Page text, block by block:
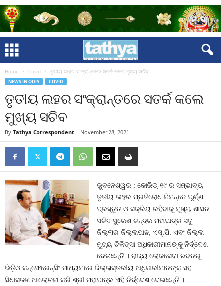
Home Covid ତୃତୀୟ ଲହର ସଂକ୍ରାନ୍ତରେ ସତର୍କ କଲେ ମୁଖ୍ୟ ସଚିବ
NEWS IN ODIA COVID
ତୃତୀୟ ଲହର ସଂକ୍ରାନ୍ତରେ ସତର୍କ କଲେ
ମୁଖ୍ୟ ସଚିବ
By Tathya Correspondent - November 28, 2021
ଭୁବନେଶ୍ୱର : କୋଭିଡ୍-୧୯ ର ସମ୍ଭାବ୍ୟ
ତୃତୀୟ ଲହର ପ୍ରତିରୋଧ ନିମନ୍ତେ ପୂର୍ଣ୍ଣ
ପ୍ରସ୍ତୁତ ଓ ସକ୍ରିୟ ରହିବାକୁ ମୁଖ୍ୟ ଶାସନ
ସଚିବ ସୁରେଶ ଚନ୍ଦ୍ର ମହାପାତ୍ର ସବୁ
ଜିଲ୍ଲାର ଜିଲ୍ଲାପାଳ, ଏସ୍.ପି. ଏବଂ ଜିଲ୍ଲା
ମୁଖ୍ୟ ଚିକିତ୍ସା ଅଧିକାରୀମାନଙ୍କୁ ନିର୍ଦ୍ଦେଶ
ଦେଇଛନ୍ତି । ରାଜ୍ୟ ଲୋକସେବା ଭବନରୁ
ଭିଡ଼ିଓ କନ୍ଫେରେନ୍ସିଂ ମାଧ୍ୟମରେ ଜିଲ୍ଲାସ୍ତରୀୟ ଅଧିକାରୀମାନଙ୍କ ସହ
ସିଧାସଳଖ ଆଲୋଚନା କରି ଶ୍ରୀ ମହାପାତ୍ର ଏହି ନିର୍ଦ୍ଦେଶ ଦେଇଛନ୍ତି ।